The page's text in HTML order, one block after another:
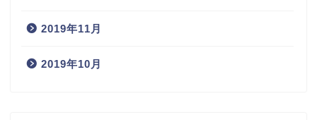
2019年11月
2019年10月